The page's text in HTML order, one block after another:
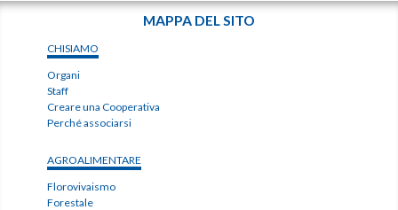
MAPPA DEL SITO
CHISIAMO
Organi
Staff
Creare una Cooperativa
Perché associarsi
AGROALIMENTARE
Florovivaismo
Forestale